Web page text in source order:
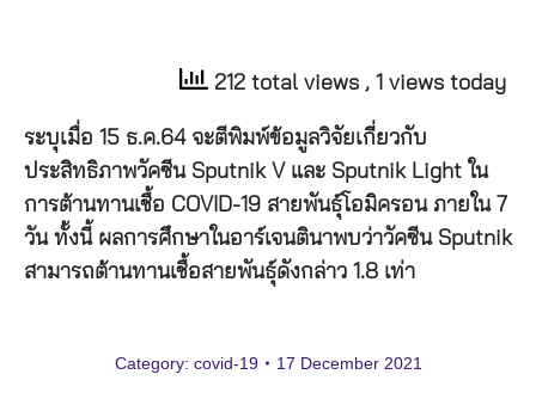
212 total views , 1 views today
ระบุเมื่อ 15 ธ.ค.64 จะตีพิมพ์ข้อมูลวิจัยเกี่ยวกับ
ประสิทธิภาพวัคซีนSputnik V และ Sputnik Light ใน
การต้านทานเชื้อ COVID-19 สายพันธุ์โอมิครอน ภายใน7
วัน ทั้งนี้ ผลการศึกษาในอาร์เจนตินาพบว่าวัคซีนSputnik
สามารถต้านทานเชื้อสายพันธุ์ดังกล่าว 1.8 เท่า
Category: covid-19 17 December 2021